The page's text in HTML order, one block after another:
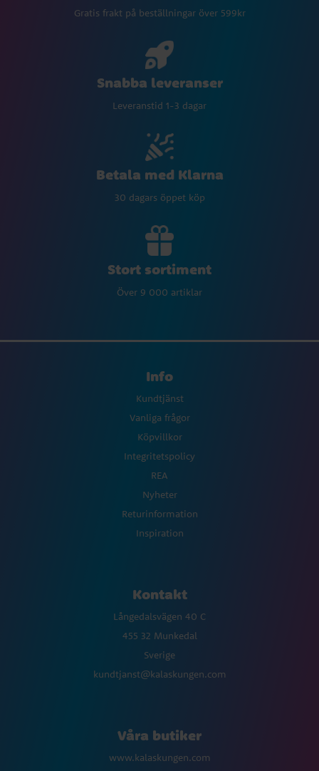
Gratis frakt på beställningar över 599kr
Snabba leveranser
Leveranstid 1-3 dagar
Betala med Klarna
30 dagars öppet köp
Stort sortiment
Över 9 000 artiklar
Info
Kundtjänst
Vanliga frågor
Köpvillkor
Integritetspolicy
REA
Nyheter
Returinformation
Inspiration
Kontakt
Långedalsvägen 40 C
455 32 Munkedal
Sverige
kundtjanst@kalaskungen.com
Våra butiker
www.kalaskungen.com